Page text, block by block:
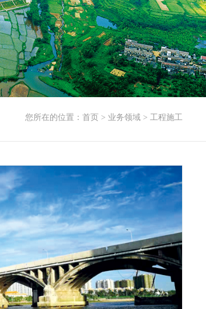
您所在的位置： 首页 > 业务领域> 工程施工